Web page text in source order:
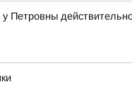
Петровны